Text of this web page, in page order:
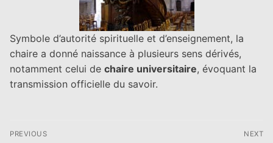
Symbole d’autorité spirituelle et d’enseignement, la
chaire a donné naissance à plusieurs sens dérivés,
notamment celui de chaire universitaire, évoquant la
transmission officielle du savoir.
Navigation
PREVIOUS NEXT